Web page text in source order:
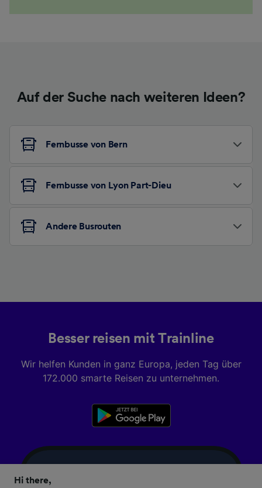
Auf der Suche nach weiteren Ideen?
Fernbusse von Bern
Fernbusse von Lyon Part-Dieu
Andere Busrouten
Besser reisen mit Trainline
Wir helfen Kunden in ganz Europa, jeden Tag über
172.000 smarte Reisen zu unternehmen.
Hi there,